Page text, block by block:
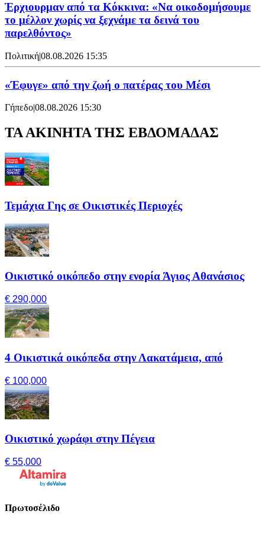
Έρχιουρμαν από τα Κόκκινα: «Να οικοδομήσουμε
το μέλλον χωρίς να ξεχνάμε τα δεινά του
παρελθόντος»
Πολιτική|08.08.2026 15:35
«Έφυγε» από την ζωή ο πατέρας του Μέσι
Γήπεδο|08.08.2026 15:30
ΤΑ ΑΚΙΝΗΤΑ ΤΗΣ ΕΒΔΟΜΑΔΑΣ
Τεμάχια Γης σε Οικιστικές Περιοχές
Οικιστικό οικόπεδο στην ενορία Άγιος Αθανάσιος
€ 290,000
4 Οικιστικά οικόπεδα στην Λακατάμεια, από
€ 100,000
Οικιστικό χωράφι στην Πέγεια
€ 55,000
Πρωτοσέλιδο